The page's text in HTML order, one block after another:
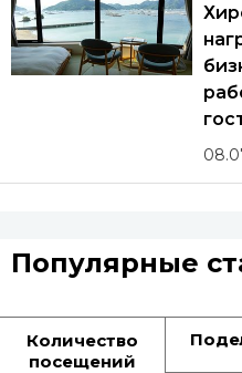
Популярные
Количество
посещений